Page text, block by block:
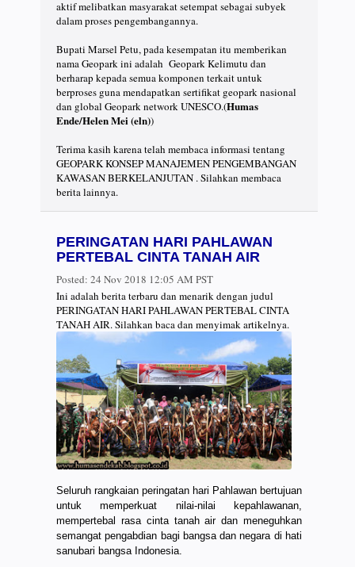
aktif melibatkan masyarakat setempat sebagai subyek
dalam proses pengembangannya.
Bupati Marsel Petu, pada kesempatan itu memberikan
nama Geopark ini adalah Geopark Kelimutu dan
berharap kepada semua komponen terkait untuk
berproses guna mendapatkan sertifikat geopark nasional
dan global Geopark network UNESCO.(Humas
Ende/Helen Mei (eln))
Terima kasih karena telah membaca informasi tentang
GEOPARK KONSEP MANAJEMEN PENGEMBANGAN
KAWASAN BERKELANJUTAN . Silahkan membaca
berita lainnya.
PERINGATAN HARI PAHLAWAN
PERTEBAL CINTA TANAH AIR
Posted: 24 Nov 2018 12:05 AM PST
Ini adalah berita terbaru dan menarik dengan judul
PERINGATAN HARI PAHLAWAN PERTEBAL CINTA
TANAH AIR. Silahkan baca dan menyimak artikelnya.
Seluruh rangkaian peringatan hari Pahlawan bertujuan
untuk memperkuat nilai-nilai kepahlawanan,
mempertebal rasa cinta tanah air dan meneguhkan
semangat pengabdian bagi bangsa dan negara di hati
sanubari bangsa Indonesia.